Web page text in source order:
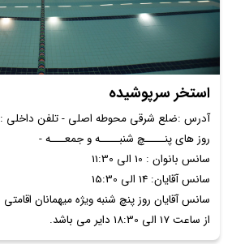
استخر سرپوشیده
آدرس :ضلع شرقی محوطه اصلی - تلفن داخلی : 178
روز های پنــــچ شنبــــه و جمعـــه -
سانس بانوان : 10 الی 11:30
سانس آقایان: 14 الی 15:30
سانس آقایان روز پنچ شنبه ویژه میهمانان اقامتی
از ساعت 17 الی 18:30 دایر می باشد.